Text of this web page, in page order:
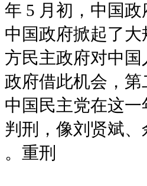
1999 年 5 月初，中
中国政府掀起了
方民主政府对中
政府借此机会，
中国民主党在这
判刑，像刘贤斌
重刑。